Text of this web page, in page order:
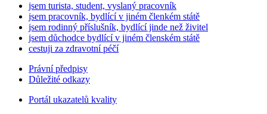
jsem turista, student, vyslaný pracovník
jsem pracovník, bydlící v jiném členkém státě
jsem rodinný příslušník, bydlící jinde než živitel
jsem důchodce bydlící v jiném členském státě
cestuji za zdravotní péčí
Právní předpisy
Důležité odkazy
Portál ukazatelů kvality